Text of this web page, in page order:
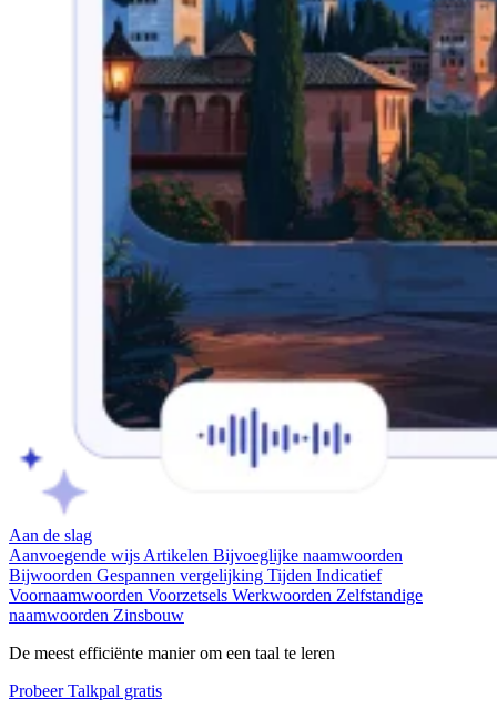
Aan de slag
Aanvoegende wijs Artikelen Bijvoeglijke naamwoorden
Bijwoorden Gespannen vergelijking Tijden Indicatief
Voornaamwoorden Voorzetsels Werkwoorden Zelfstandige
naamwoorden Zinsbouw
De meest efficiënte manier om een taal te leren
Probeer Talkpal gratis